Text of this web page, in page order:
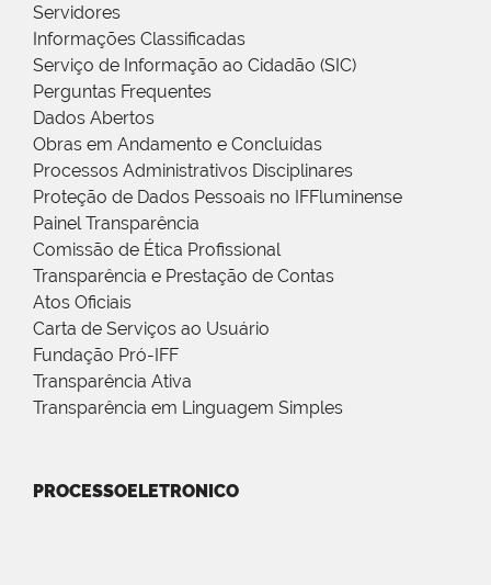
Servidores
Informações Classificadas
Serviço de Informação ao Cidadão (SIC)
Perguntas Frequentes
Dados Abertos
Obras em Andamento e Concluídas
Processos Administrativos Disciplinares
Proteção de Dados Pessoais no IFFluminense
Painel Transparência
Comissão de Ética Profissional
Transparência e Prestação de Contas
Atos Oficiais
Carta de Serviços ao Usuário
Fundação Pró-IFF
Transparência Ativa
Transparência em Linguagem Simples
PROCESSOELETRONICO